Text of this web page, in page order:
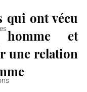
qui ont vécu
et
une relation